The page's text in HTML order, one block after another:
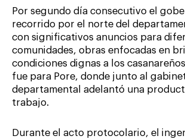
Por segundo día consecutivo el
recorrido por el norte del
con significativos anuncios para
comunidades, obras enfocadas en
condiciones dignas a los
fue para Pore, donde junto al
departamental adelantó una
trabajo.
Durante el acto protocolario, el